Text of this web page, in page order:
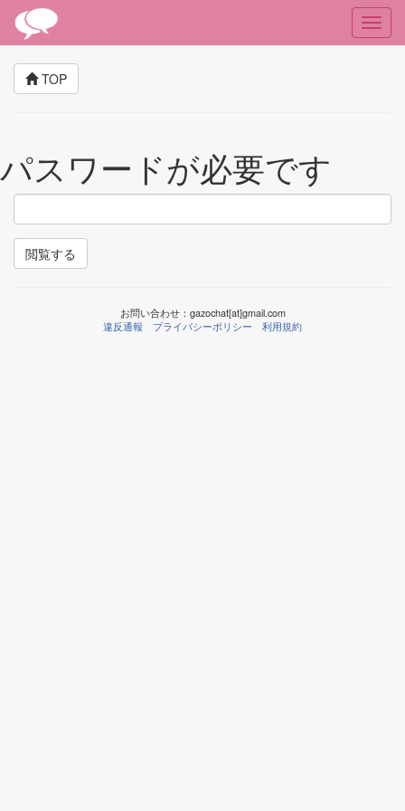
TOP
パスワードが必要です
閲覧する
お問い合わせ：gazochat[at]gmail.com
違反通報
プライバシーポリシー 利用規約